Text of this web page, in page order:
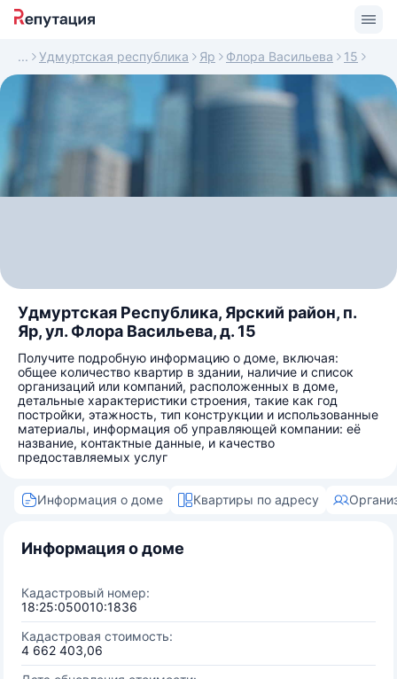
Удмуртская республика Яр Флора Васильева 15
Удмуртская Республика, Ярский район, п.
Яр, ул. Флора Васильева, д. 15
Получите подробную информацию о доме, включая:
общее количество квартир в здании, наличие и список
организаций или компаний, расположенных в доме,
детальные характеристики строения, такие как год
постройки, этажность, тип конструкции и использованные
материалы, информация об управляющей компании: её
название, контактные данные, и качество
предоставляемых услуг
Информация о доме Квартиры по адресу
Информация о доме
Кадастровый номер:
18:25:050010:1836
Кадастровая стоимость:
4 662 403,06